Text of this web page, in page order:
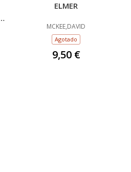
ELMER
MCKEE,DAVID
Agotado
9,50 €